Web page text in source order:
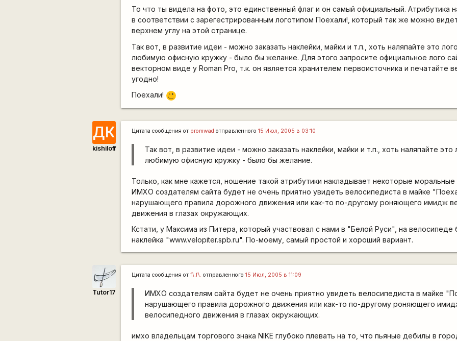
То что ты видела на фото, это единственный флаг и он самый официальный. Атрибутика
в соответствии с зарегестрированным логотипом Поехали!, который так же можно
верхнем углу на этой странице.
Так вот, в развитие идеи - можно заказать наклейки, майки и т.п., хоть наляпайте это
любимую офисную кружку - было бы желание. Для этого запросите официальное лого
векторном виде у Roman Pro, т.к. он является хранителем первоисточника и печатайте
угодно!
Поехали!
;)
ДК
kishiloff
Цитата сообщения от promwad отправленного15 Июл, 2005 в 03:10
Так вот, в развитие идеи - можно заказать наклейки, майки и т.п., хоть наляпайте это
любимую офисную кружку - было бы желание.
Только, как мне кажется, ношение такой атрибутики накладывает некоторые моральные
ИМХО создателям сайта будет не очень приятно увидеть велосипедиста в майке
нарушающего правила дорожного движения или как-то по-другому роняющего имидж
движения в глазах окружающих.
Кстати, у Максима из Питера, который участвовал с нами в "Белой Руси", на велосипеде
наклейка "www.velopiter.spb.ru". По-моему, самый простой и хороший вариант.
Tutor17
Цитата сообщения отf\.f\. отправленного15 Июл, 2005 в 11:09
ИМХО создателям сайта будет не очень приятно увидеть велосипедиста в майке
нарушающего правила дорожного движения или как-то по-другому роняющего
велосипедного движения в глазах окружающих.
имхо владельцам торгового знака NIKE глубоко плевать на то, что пьяные дебилы в